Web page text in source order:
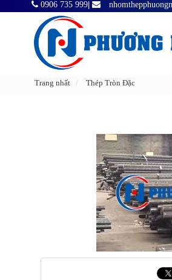
0906 735 999
Trang nhất Thép Tròn Đặc